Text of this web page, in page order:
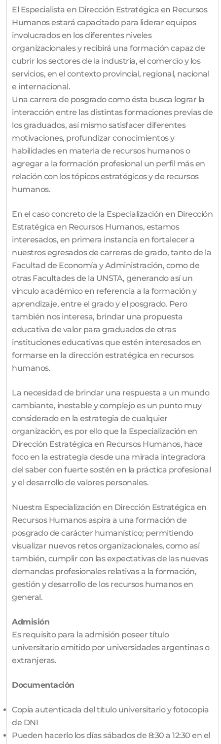
El Especialista en Dirección Estratégica en Recursos
Humanos estará capacitado para liderar equipos
involucrados en los diferentes niveles
organizacionales y recibirá una formación capaz de
cubrir los sectores de la industria, el comercio y los
servicios, en el contexto provincial, regional, nacional
e internacional.
Una carrera de posgrado como ésta busca lograr la
interacción entre las distintas formaciones previas de
los graduados, así mismo satisfacer diferentes
motivaciones, profundizar conocimientos y
habilidades en materia de recursos humanos o
agregar a la formación profesional un perfil más en
relación con los tópicos estratégicos y de recursos
humanos.
En el caso concreto de la Especialización en Dirección
Estratégica en Recursos Humanos, estamos
interesados, en primera instancia en fortalecer a
nuestros egresados de carreras de grado, tanto de la
Facultad de Economía y Administración, como de
otras Facultades de la UNSTA, generando así un
vínculo académico en referencia a la formación y
aprendizaje, entre el grado y el posgrado. Pero
también nos interesa, brindar una propuesta
educativa de valor para graduados de otras
instituciones educativas que estén interesados en
formarse en la dirección estratégica en recursos
humanos.
La necesidad de brindar una respuesta a un mundo
cambiante, inestable y complejo es un punto muy
considerado en la estrategia de cualquier
organización, es por ello que la Especialización en
Dirección Estratégica en Recursos Humanos, hace
foco en la estrategia desde una mirada integradora
del saber con fuerte sostén en la práctica profesional
y el desarrollo de valores personales.
Nuestra Especialización en Dirección Estratégica en
Recursos Humanos aspira a una formación de
posgrado de carácter humanístico; permitiendo
visualizar nuevos retos organizacionales, como así
también, cumplir con las expectativas de las nuevas
demandas profesionales relativas a la formación,
gestión y desarrollo de los recursos humanos en
general.
Admisión
Es requisito para la admisión poseer título
universitario emitido por universidades argentinas o
extranjeras.
Documentación
Copia autenticada del título universitario y fotocopia
de DNI
Pueden hacerlo los días sábados de 8:30 a 12:30 en el